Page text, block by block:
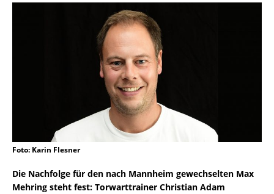
Foto: Karin Flesner
Die Nachfolge für den nach Mannheim gewechselten Max
Mehring steht fest: Torwarttrainer Christian Adam